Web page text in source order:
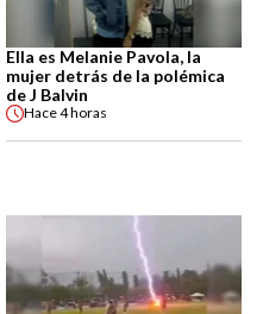
Ella es Melanie Pavola, la
mujer detrás de la polémica
de J Balvin
Hace4 horas